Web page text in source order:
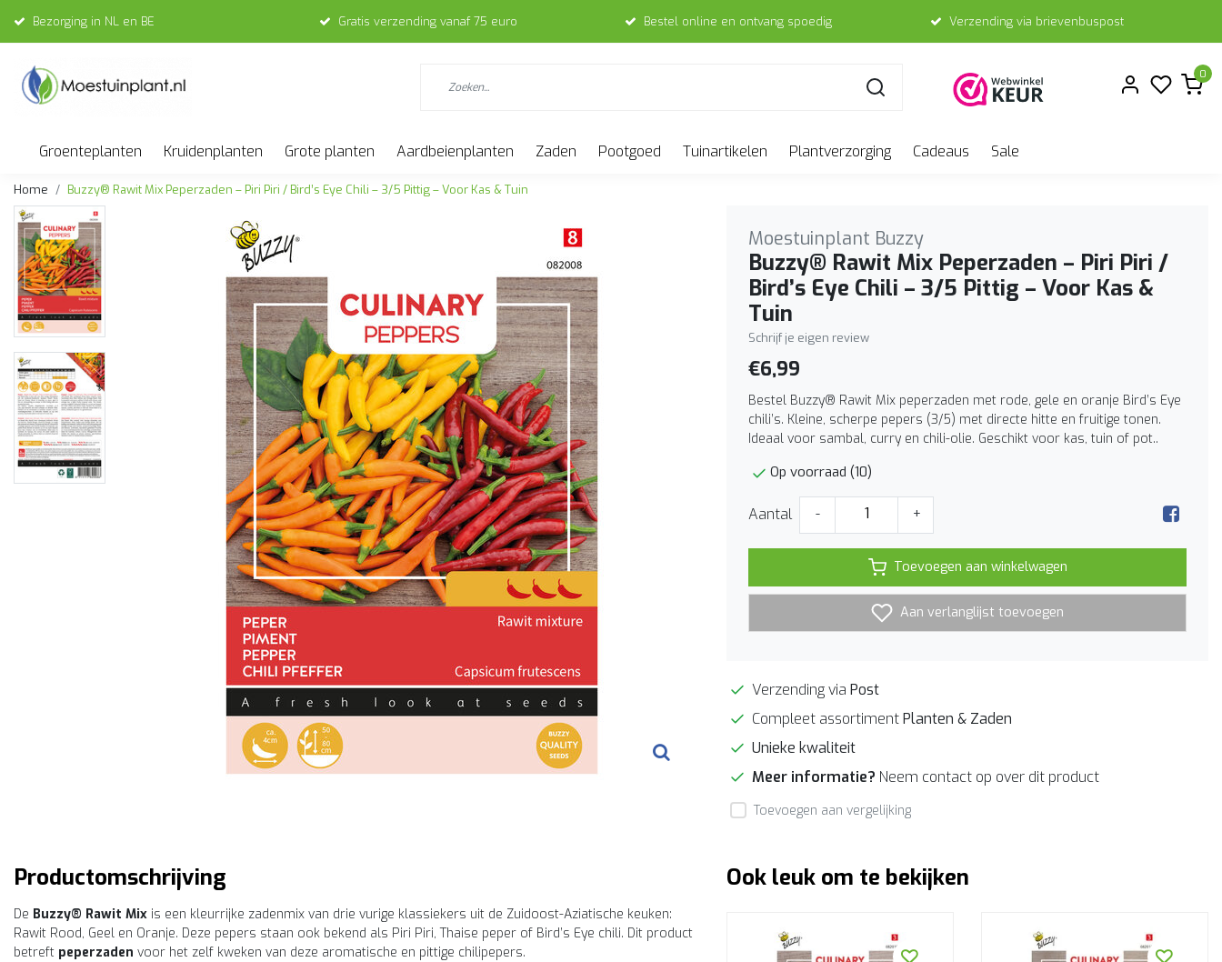
Bezorging in NL en BE Gratis verzending vanaf 75 euro Bestel online en ontvang spoedig Verzending via brievenbuspost
0
Groenteplanten Kruidenplanten Grote planten Aardbeienplanten Zaden Pootgoed Tuinartikelen Plantverzorging Cadeaus Sale
Home Buzzy® Rawit Mix Peperzaden – Piri Piri / Bird’s Eye Chili – 3/5 Pittig – Voor Kas & Tuin
Moestuinplant Buzzy
Buzzy® Rawit Mix Peperzaden – Piri Piri /
Bird’s Eye Chili – 3/5 Pittig – Voor Kas &
Tuin
Schrijf je eigen review
€6,99
Bestel Buzzy® Rawit Mix peperzaden met rode, gele en oranje Bird’s Eye
chili’s. Kleine, scherpe pepers (3/5) met directe hitte en fruitige tonen.
Ideaal voor sambal, curry en chili-olie. Geschikt voor kas, tuin of pot..
Op voorraad (10)
Aantal - +
Toevoegen aan winkelwagen
Aan verlanglijst toevoegen
Verzending via Post
Compleet assortimentPlanten & Zaden
Unieke kwaliteit
Meer informatie? Neem contact op over dit product
Toevoegen aan vergelijking
Productomschrijving
De Buzzy® Rawit Mix is een kleurrijke zadenmix van drie vurige klassiekers uit de Zuidoost-Aziatische keuken:
Rawit Rood, Geel en Oranje. Deze pepers staan ook bekend als Piri Piri, Thaise peper of Bird’s Eye chili. Dit product
betreft peperzaden voor het zelf kweken van deze aromatische en pittige chilipepers.
Ook leuk om te bekijken